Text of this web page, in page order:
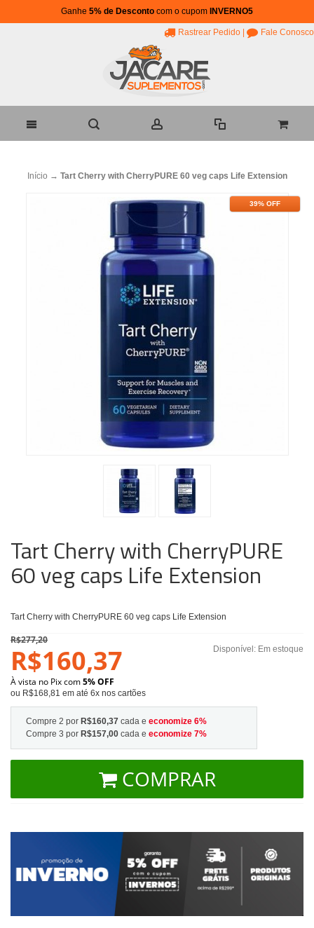
Ganhe 5% de Desconto com o cupom INVERNO5
Rastrear Pedido Fale Conosco
Início → Tart Cherry with CherryPURE 60 veg caps Life Extension
39% OFF
Tart Cherry with CherryPURE
60 veg caps Life Extension
Tart Cherry with CherryPURE 60 veg caps Life Extension
Disponível: Em estoque
R$277,20
R$160,37
À vista no Pix com5% OFF
ou R$168,81 em até 6x nos cartões
Compre 2 por R$160,37 cada e economize 6%
Compre 3 por R$157,00 cada e economize 7%
COMPRAR